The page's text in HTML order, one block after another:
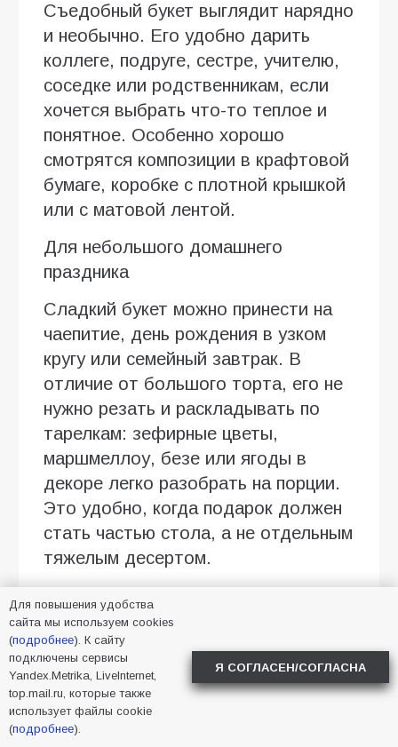
Съедобный букет выглядит нарядно
и необычно. Его удобно дарить
коллеге, подруге, сестре, учителю,
соседке или родственникам, если
хочется выбрать что-то теплое и
понятное. Особенно хорошо
смотрятся композиции в крафтовой
бумаге, коробке с плотной крышкой
или с матовой лентой.
Для небольшого домашнего
праздника
Сладкий букет можно принести на
чаепитие, день рождения в узком
кругу или семейный завтрак. В
отличие от большого торта, его не
нужно резать и раскладывать по
тарелкам: зефирные цветы,
маршмеллоу, безе или ягоды в
декоре легко разобрать на порции.
Это удобно, когда подарок должен
стать частью стола, а не отдельным
тяжелым десертом.
Как выбрать оформление, чтобы
подарок не выглядел случайным
Хороший букет из сладостей
держится на аккуратной сборке.
Зефир не должен быть помятым, с
трещинами, липкими участками или
Для повышения удобства
сайта мы используем cookies
(подробнее). К сайту
подключены сервисы
Yandex.Metrika, LiveInternet,
top.mail.ru, которые также
использует файлы cookie
(подробнее).
Я СОГЛАСЕН/СОГЛАСНА